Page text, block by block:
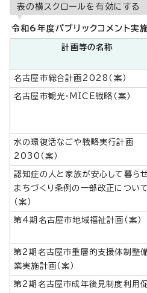
表の横スクロールを有効にする
令和6年度パブリックコメント実
計画等の名称
名古屋市総合計画2028（案）
名古屋市観光・MICE戦略（案）
水の環復活なごや戦略実行計画
2030（案）
認知症の人と家族が安心して暮ら
まちづくり条例の一部改正について
（案）
第4期名古屋市地域福祉計画（案）
第2期名古屋市重層的支援体制整
業実施計画（案）
第2期名古屋市成年後見制度利用